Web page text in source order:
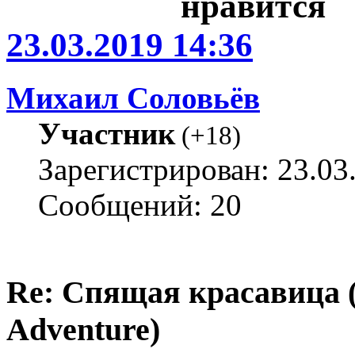
23.03.2019 14:36
Михаил Соловьёв
Участник(+18)
Зарегистрирован:
Сообщений: 20
Re: Спящая красавица
Adventure)